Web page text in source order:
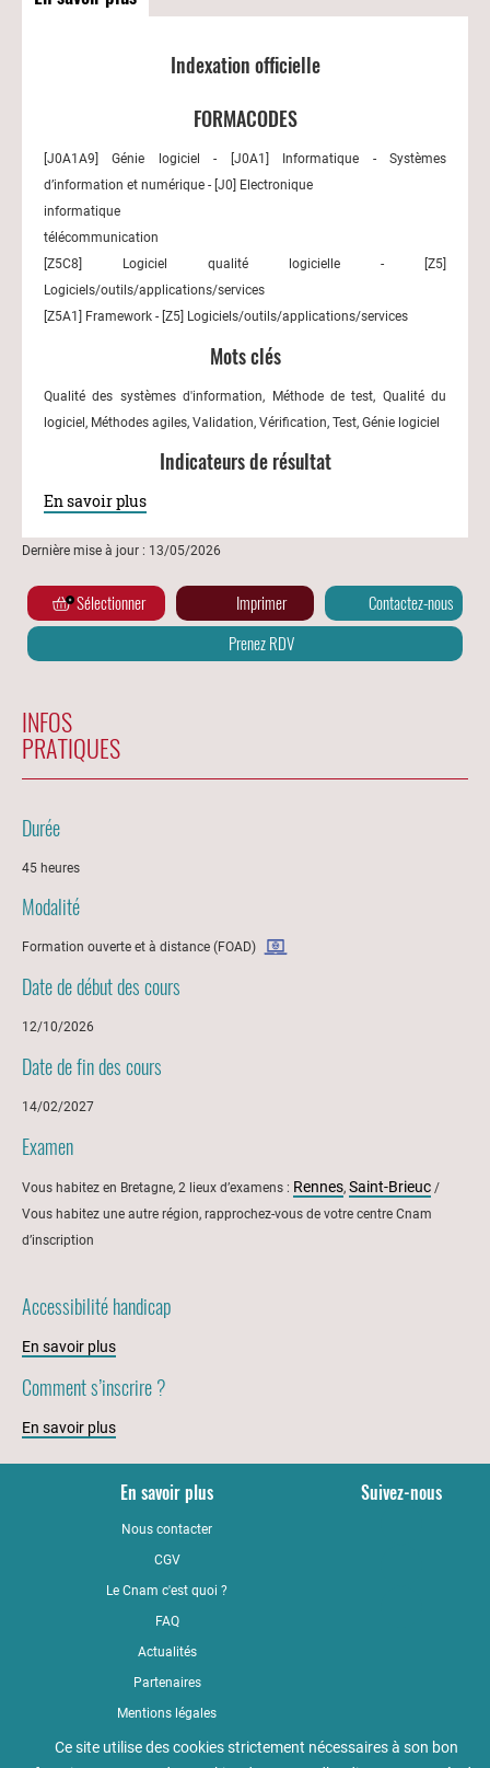
Indexation officielle
FORMACODES
[J0A1A9] Génie logiciel - [J0A1] Informatique - Systèmes
d’information et numérique - [J0] Electronique
informatique
télécommunication
[Z5C8] Logiciel qualité logicielle - [Z5]
Logiciels/outils/applications/services
[Z5A1] Framework - [Z5] Logiciels/outils/applications/services
Mots clés
Qualité des systèmes d'information, Méthode de test, Qualité du
logiciel, Méthodes agiles, Validation, Vérification, Test, Génie logiciel
Indicateurs de résultat
En savoir plus
Dernière mise à jour : 13/05/2026
Sélectionner Imprimer
Contactez-nous
Prenez RDV
INFOS
PRATIQUES
Durée
45 heures
Modalité
Formation ouverte et à distance (FOAD)
Date de début des cours
12/10/2026
Date de fin des cours
14/02/2027
Examen
Vous habitez en Bretagne, 2 lieux d’examens : Rennes, Saint-Brieuc /
Vous habitez une autre région, rapprochez-vous de votre centre Cnam
d’inscription
Accessibilité handicap
En savoir plus
Comment s’inscrire ?
En savoir plus
En savoir plus
Nous contacter
CGV
Le Cnam c'est quoi ?
FAQ
Actualités
Partenaires
Mentions légales
Qualité
Suivez-nous
Ce site utilise des cookies strictement nécessaires à son bon